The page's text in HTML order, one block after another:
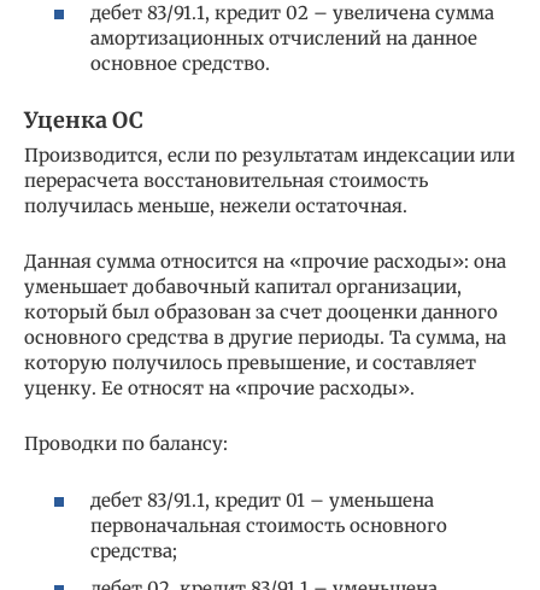
дебет 83/91.1, кредит 02 – увеличена сумма
амортизационных отчислений на данное
основное средство.
Уценка ОС
Производится, если по результатам индексации или
перерасчета восстановительная стоимость
получилась меньше, нежели остаточная.
Данная сумма относится на «прочие расходы»: она
уменьшает добавочный капитал организации,
который был образован за счет дооценки данного
основного средства в другие периоды. Та сумма, на
которую получилось превышение, и составляет
уценку. Ее относят на «прочие расходы».
Проводки по балансу:
дебет 83/91.1, кредит 01 – уменьшена
первоначальная стоимость основного
средства;